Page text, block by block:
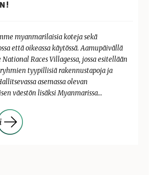
myanmarilaisia koteja sekä
että oikeassa käytössä. Aamupäivällä
Races Villagessa, jossa esitellään
tyypillisiä rakennustapoja ja
asemassa olevan
väestön lisäksi Myanmarissa…